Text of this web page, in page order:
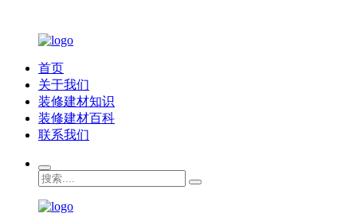
首页
关于我们
装修建材知识
装修建材百科
联系我们